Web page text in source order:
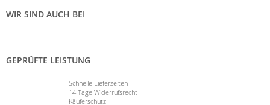
WIR SIND AUCH BEI
GEPRÜFTE LEISTUNG
Schnelle Lieferzeiten
14 Tage Widerrufsrecht
Käuferschutz